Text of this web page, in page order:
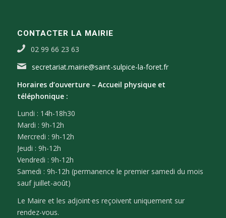
CONTACTER LA MAIRIE
02 99 66 23 63
secretariat.mairie@saint-sulpice-la-foret.fr
Horaires d’ouverture – Accueil physique et
téléphonique :
Lundi : 14h-18h30
Mardi : 9h-12h
Mercredi : 9h-12h
Jeudi : 9h-12h
Vendredi : 9h-12h
Samedi : 9h-12h (permanence le premier samedi du mois
sauf juillet-août)
Le Maire et les adjoint·es reçoivent uniquement sur
rendez-vous.